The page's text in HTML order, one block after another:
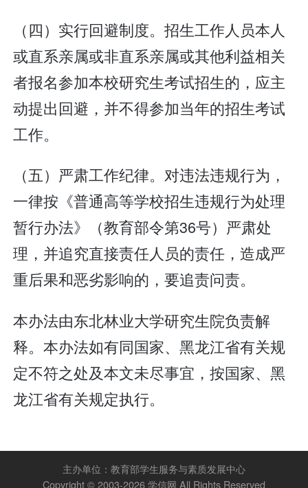
（四）实行回避制度。招生工作人员本人
或直系亲属或非直系亲属或其他利益相关
者报名参加本校研究生考试招生的，应主
动提出回避，并不得参加当年的招生考试
工作。
（五）严肃工作纪律。对违法违规行为，
一律按《普通高等学校招生违规行为处理
暂行办法》（教育部令第36号）严肃处
理，并追究直接责任人员的责任，造成严
重后果和恶劣影响的，要追责问责。
本办法由东北林业大学研究生院负责解
释。本办法如有同国家、黑龙江省有关规
定不符之处及本文未尽事宜，按国家、黑
龙江省有关规定执行。
主办单位： 教育部学生服务与素质发展中心
Copyright © 2003-2026 学信网 All Rights Reserved